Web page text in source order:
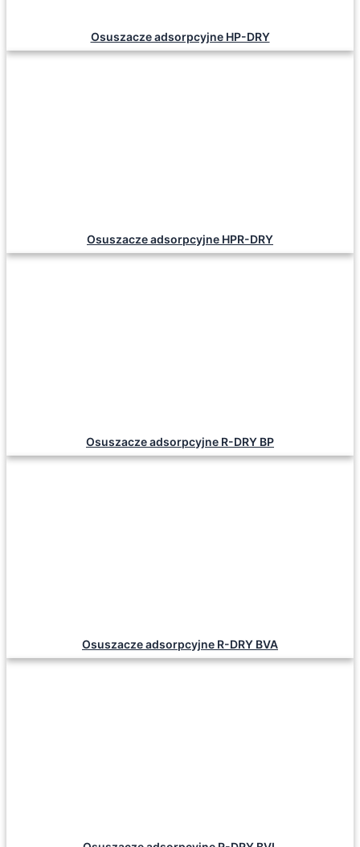
Osuszacze adsorpcyjne HP-DRY
Osuszacze adsorpcyjne HPR-DRY
Osuszacze adsorpcyjne R-DRY BP
Osuszacze adsorpcyjne R-DRY BVA